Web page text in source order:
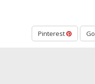
Pinterest